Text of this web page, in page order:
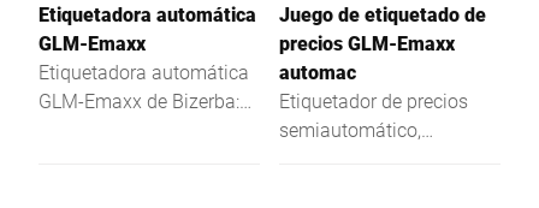
futuras con su hardware
basado en Intel® Atom™.
Etiquetadora automática
GLM-Emaxx
Etiquetadora automática
GLM-Emaxx de Bizerba:
Juego de etiquetado de
precios GLM-Emaxx
automac
Etiquetador de precios
semiautomático,